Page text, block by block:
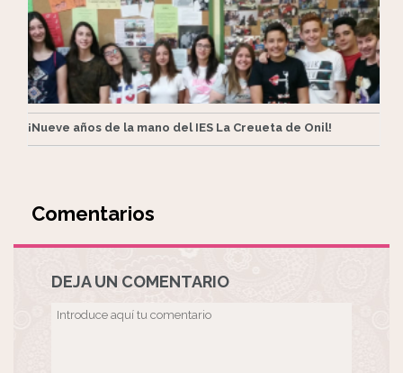
¡Nueve años de la mano del IES La Creueta de Onil!
Comentarios
DEJA UN COMENTARIO